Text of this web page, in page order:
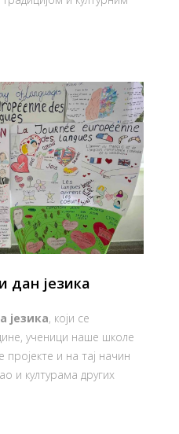
дан језика
језика, који се
ученици наше школе
и на тај начин
и културама других